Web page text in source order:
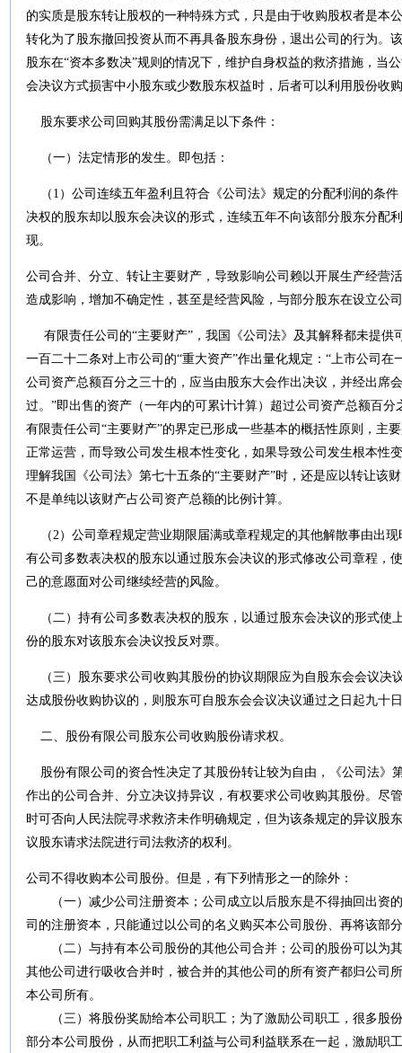
的实质是股东转让股权的一种特殊方式，只是由于收购股权者是本
转化为了股东撤回投资从而不再具备股东身份，退出公司的行为。
股东在“资本多数决”规则的情况下，维护自身权益的救济措施，当
会决议方式损害中小股东或少数股东权益时，后者可以利用股份收
股东要求公司回购其股份需满足以下条件：
（一）法定情形的发生。即包括：
（ 1 ）公司连续五年盈利且符合《公司法》规定的分配利润的条
决权的股东却以股东会决议的形式，连续五年不向该部分股东分配
现。
公司合并、分立、转让主要财产，导致影响公司赖以开展生产经营
造成影响，增加不确定性，甚至是经营风险，与部分股东在设立公
有限责任公司的“主要财产”，我国《公司法》及其解释都未提
一百二十二条对上市公司的“重大资产”作出量化规定：“上市公司
公司资产总额百分之三十的，应当由股东大会作出决议，并经出席
过。”即出售的资产（一年内的可累计计算）超过公司资产总额百
有限责任公司“主要财产”的界定已形成一些基本的概括性原则，主
正常运营，而导致公司发生根本性变化，如果导致公司发生根本性
理解我国《公司法》第七十五条的“主要财产”时，还是应以转让该
不是单纯以该财产占公司资产总额的比例计算。
（2）公司章程规定营业期限届满或章程规定的其他解散事由出
有公司多数表决权的股东以通过股东会决议的形式修改公司章程，
己的意愿面对公司继续经营的风险。
（二）持有公司多数表决权的股东，以通过股东会决议的形式
份的股东对该股东会决议投反对票。
（三）股东要求公司收购其股份的协议期限应为自股东会会议决
达成股份收购协议的，则股东可自股东会会议决议通过之日起九十
二、股份有限公司股东公司收购股份请求权。
股份有限公司的资合性决定了其股份转让较为自由，《公司法》
作出的公司合并、分立决议持异议，有权要求公司收购其股份。尽
时可否向人民法院寻求救济未作明确规定，但为该条规定的异议股
议股东请求法院进行司法救济的权利。
公司不得收购本公司股份。但是，有下列情形之一的除外：
（一）减少公司注册资本；公司成立以后股东是不得抽回出资
司的注册资本，只能通过以公司的名义购买本公司股份、再将该部
（二）与持有本公司股份的其他公司合并；公司的股份可以为
其他公司进行吸收合并时，被合并的其他公司的所有资产都归公司
本公司所有。
（三）将股份奖励给本公司职工；为了激励公司职工，很多股
部分本公司股份，从而把职工利益与公司利益联系在一起，激励职